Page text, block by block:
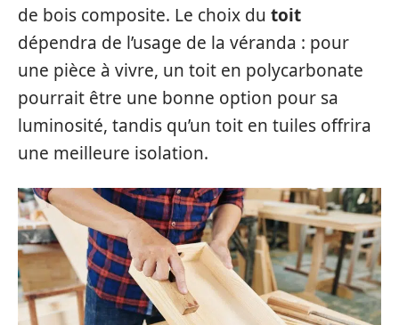
de bois composite. Le choix du toit
dépendra de l’usage de la véranda : pour
une pièce à vivre, un toit en polycarbonate
pourrait être une bonne option pour sa
luminosité, tandis qu’un toit en tuiles offrira
une meilleure isolation.